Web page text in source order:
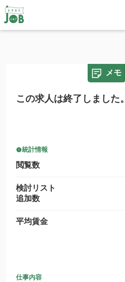
メモ
この求人は終了しました。
統計情報
閲覧数
検討リスト
追加数
平均賃金
仕事内容